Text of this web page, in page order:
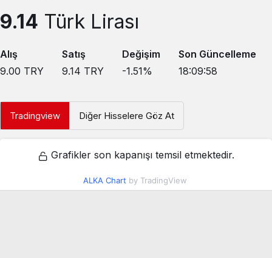
9.14 Türk Lirası
Alış
9.00 TRY
Satış
9.14 TRY
Değişim
-1.51%
Son Güncelleme
18:09:58
Tradingview Diğer Hisselere Göz At
Grafikler son kapanışı temsil etmektedir.
ALKA Chart by TradingView